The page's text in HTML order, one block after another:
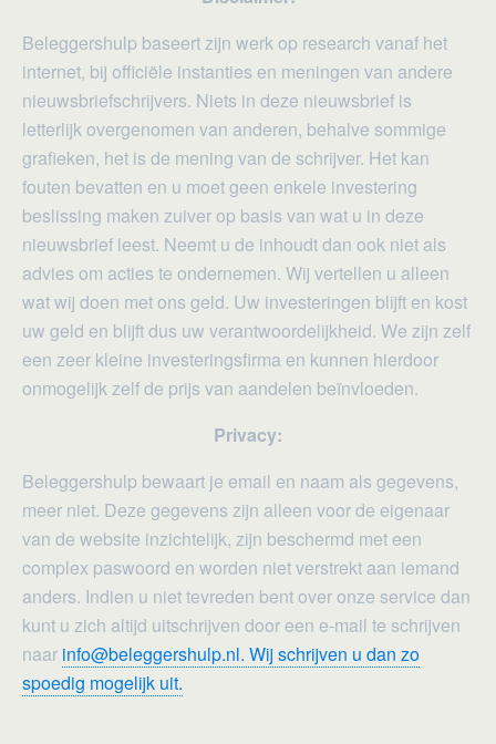
Beleggershulp baseert zijn werk op research vanaf het
internet, bij officiële instanties en meningen van andere
nieuwsbriefschrijvers. Niets in deze nieuwsbrief is
letterlijk overgenomen van anderen, behalve sommige
grafieken, het is de mening van de schrijver. Het kan
fouten bevatten en u moet geen enkele investering
beslissing maken zuiver op basis van wat u in deze
nieuwsbrief leest. Neemt u de inhoudt dan ook niet als
advies om acties te ondernemen. Wij vertellen u alleen
wat wij doen met ons geld. Uw investeringen blijft en kost
uw geld en blijft dus uw verantwoordelijkheid. We zijn zelf
een zeer kleine investeringsfirma en kunnen hierdoor
onmogelijk zelf de prijs van aandelen beïnvloeden.
Privacy:
Beleggershulp bewaart je email en naam als gegevens,
meer niet. Deze gegevens zijn alleen voor de eigenaar
van de website inzichtelijk, zijn beschermd met een
complex paswoord en worden niet verstrekt aan iemand
anders. Indien u niet tevreden bent over onze service dan
kunt u zich altijd uitschrijven door een e-mail te schrijven
naar info@beleggershulp.nl. Wij schrijven u dan zo
spoedig mogelijk uit.